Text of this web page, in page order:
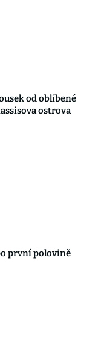
od oblíbené
ostrova
první polovině